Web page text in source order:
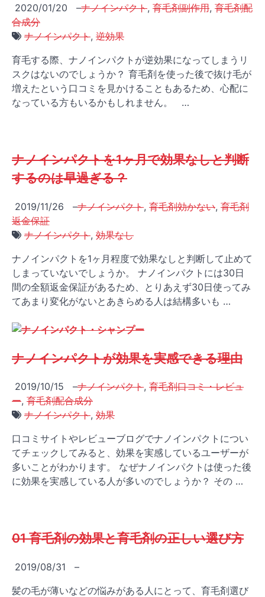
2020/01/20 –ナノインパクト, 育毛剤副作用, 育毛剤配
合成分
ナノインパクト, 逆効果
育毛する際、ナノインパクトが逆効果になってしまうリ
スクはないのでしょうか？ 育毛剤を使った後で抜け毛が
増えたという口コミを見かけることもあるため、心配に
なっている方もいるかもしれません。 …
ナノインパクトを1ヶ月で効果なしと判断
するのは早過ぎる？
2019/11/26 –ナノインパクト, 育毛剤効かない, 育毛剤
返金保証
ナノインパクト, 効果なし
ナノインパクトを1ヶ月程度で効果なしと判断して止めて
しまっていないでしょうか。 ナノインパクトには30日
間の全額返金保証があるため、とりあえず30日使ってみ
てあまり変化がないとあきらめる人は結構多いも …
ナノインパクトが効果を実感できる理由
2019/10/15 –ナノインパクト, 育毛剤口コミ・レビュ
ー, 育毛剤配合成分
ナノインパクト, 効果
口コミサイトやレビューブログでナノインパクトについ
てチェックしてみると、効果を実感しているユーザーが
多いことがわかります。 なぜナノインパクトは使った後
に効果を実感している人が多いのでしょうか？ その …
01 育毛剤の効果と育毛剤の正しい選び方
2019/08/31
–
髪の毛が薄いなどの悩みがある人にとって、育毛剤選び